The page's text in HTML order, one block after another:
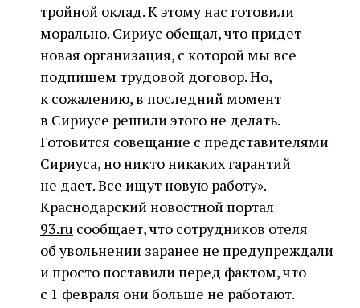
тройной оклад. К этому нас готовили
морально. Сириус обещал, что придет
новая организация, с которой мы все
подпишем трудовой договор. Но,
к сожалению, в последний момент
в Сириусе решили этого не делать.
Готовится совещание с представителями
Сириуса, но никто никаких гарантий
не дает. Все ищут новую работу».
Краснодарский новостной портал
93.ru сообщает, что сотрудников отеля
об увольнении заранее не предупреждали
и просто поставили перед фактом, что
с 1 февраля они больше не работают.